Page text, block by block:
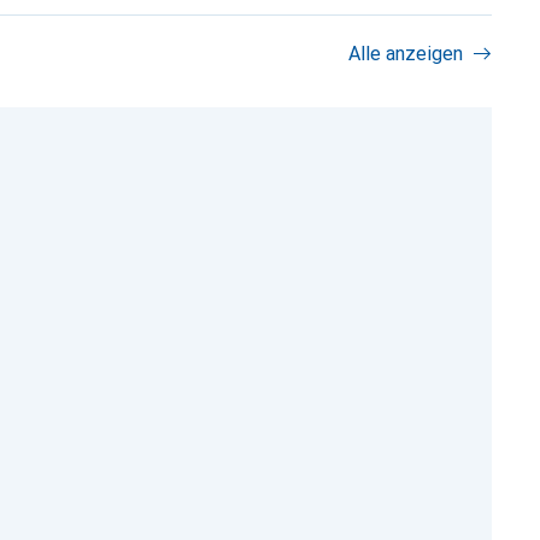
Alle anzeigen